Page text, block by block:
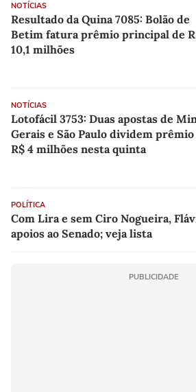
NOTÍCIAS
Resultado da Quina 7085: Bolão de
Betim fatura prêmio principal de
10,1 milhões
NOTÍCIAS
Lotofácil 3753: Duas apostas de
Gerais e São Paulo dividem prêmio
R$ 4 milhões nesta quinta
POLÍTICA
Com Lira e sem Ciro Nogueira,
apoios ao Senado; veja lista
PUBLICIDADE